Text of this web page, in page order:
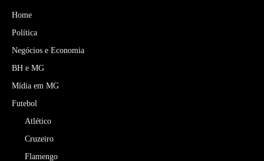
Home
Política
Negócios e Economia
BH e MG
Mídia em MG
Futebol
Atlético
Cruzeiro
Flamengo